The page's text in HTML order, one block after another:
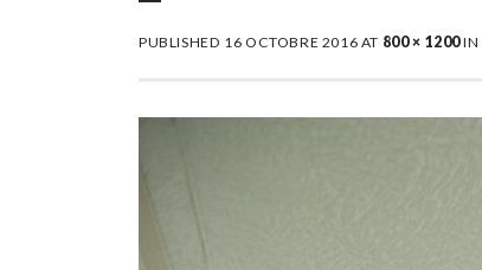
PUBLISHED 16 OCTOBRE 2016 AT 800 × 1200IN